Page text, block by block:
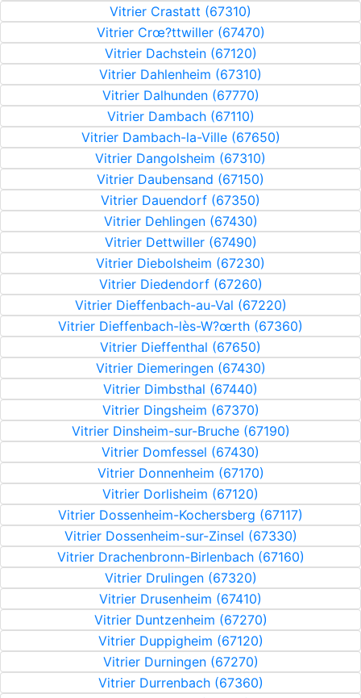
Vitrier Crastatt (67310)
Vitrier Crœ?ttwiller (67470)
Vitrier Dachstein (67120)
Vitrier Dahlenheim (67310)
Vitrier Dalhunden (67770)
Vitrier Dambach (67110)
Vitrier Dambach-la-Ville (67650)
Vitrier Dangolsheim (67310)
Vitrier Daubensand (67150)
Vitrier Dauendorf (67350)
Vitrier Dehlingen (67430)
Vitrier Dettwiller (67490)
Vitrier Diebolsheim (67230)
Vitrier Diedendorf (67260)
Vitrier Dieffenbach-au-Val (67220)
Vitrier Dieffenbach-lès-W?œrth (67360)
Vitrier Dieffenthal (67650)
Vitrier Diemeringen (67430)
Vitrier Dimbsthal (67440)
Vitrier Dingsheim (67370)
Vitrier Dinsheim-sur-Bruche (67190)
Vitrier Domfessel (67430)
Vitrier Donnenheim (67170)
Vitrier Dorlisheim (67120)
Vitrier Dossenheim-Kochersberg (67117)
Vitrier Dossenheim-sur-Zinsel (67330)
Vitrier Drachenbronn-Birlenbach (67160)
Vitrier Drulingen (67320)
Vitrier Drusenheim (67410)
Vitrier Duntzenheim (67270)
Vitrier Duppigheim (67120)
Vitrier Durningen (67270)
Vitrier Durrenbach (67360)